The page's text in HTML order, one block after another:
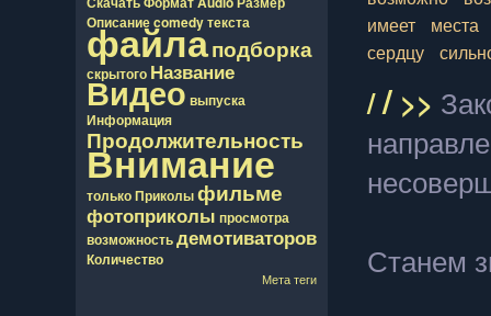
Описаниеcomedyтекста
файлаподборка
скрытого Название
Видеовыпуска
Информация
Продолжительность
Внимание
толькоПриколыфильме
фотоприколы просмотра
возможностьдемотиваторов
Количество
Мета теги
имеет
места
сердцу
// >>
Станем